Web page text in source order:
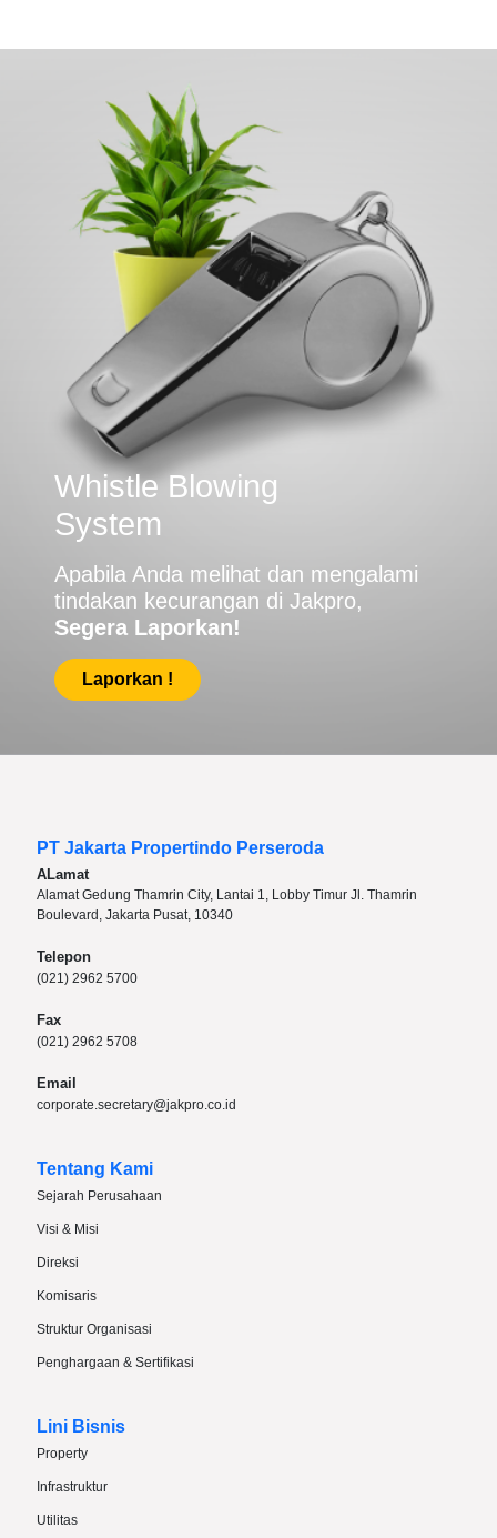
Whistle Blowing
System
Apabila Anda melihat dan mengalami
tindakan kecurangan di Jakpro,
Segera Laporkan!
Laporkan !
PT Jakarta Propertindo Perseroda
ALamat
Alamat Gedung Thamrin City, Lantai 1, Lobby Timur Jl. Thamrin
Boulevard, Jakarta Pusat, 10340
Telepon
(021) 2962 5700
Fax
(021) 2962 5708
Email
corporate.secretary@jakpro.co.id
Tentang Kami
Sejarah Perusahaan
Visi & Misi
Direksi
Komisaris
Struktur Organisasi
Penghargaan & Sertifikasi
Lini Bisnis
Property
Infrastruktur
Utilitas